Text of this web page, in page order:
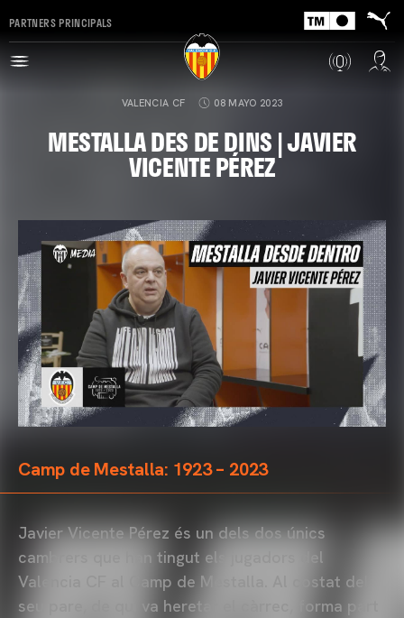
PARTNERS PRINCIPALS
VALENCIA CF 08 MAYO 2023
MESTALLA DES DE DINS | JAVIER
VICENTE PÉREZ
Camp de Mestalla: 1923 – 2023
Javier Vicente Pérez és un dels dos únics
cambrers que han tingut els jugadors del
Valencia CF al Camp de Mestalla. Al costat del
seu pare, de qui va heretar el càrrec, forma part